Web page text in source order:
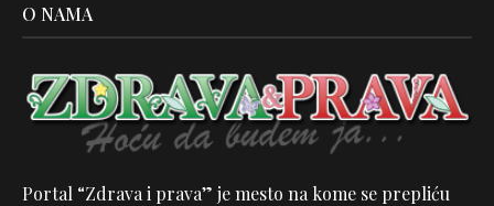
O NAMA
Portal “Zdrava i prava” je mesto na kome se prepliću